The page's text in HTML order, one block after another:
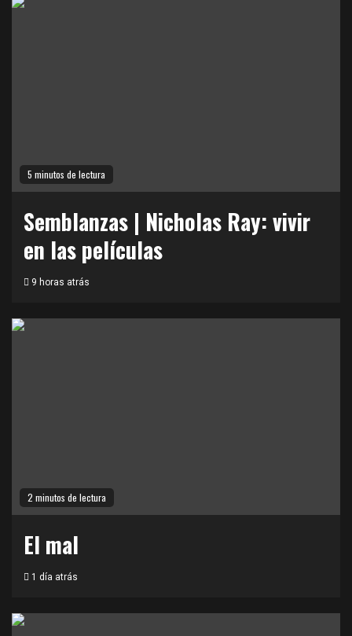
5 minutos de lectura
Semblanzas | Nicholas Ray: vivir
en las películas
9 horas atrás
2 minutos de lectura
El mal
1 día atrás